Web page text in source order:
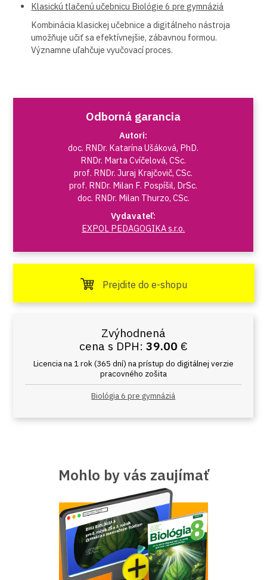
Klasickú tlačenú učebnicu Biológie 6 pre gymnáziá
Kombinácia klasickej učebnice a digitálneho nástroja
umožňuje učiť sa efektívnejšie, zábavnou formou.
Významne uľahčuje vyučovací proces.
Odborná garancia
Autori:
doc. RNDr. Katarína Ušáková, PhD.
RNDr. Marta Cvíčelová, CSc.
prof. RNDr. Juraj Krajčovič, CSc.
prof. RNDr. Milan F. Pospíšil, DrSc.
doc. RNDr. Milan Thurzo, CSc.
Vydavateľ:
EXPOL PEDAGOGIKA s.r.o.
Prejdite do e-shopu
Zvýhodnená
cena s DPH: 39.00 €
Licencia na 1 rok (365 dní) na prístup do digitálnej verzie
pracovného zošita
Biológia 6 pre gymnáziá
Mohlo by vás zaujímať